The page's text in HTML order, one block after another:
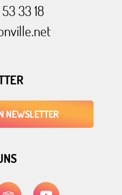
33 18
NEWSLETTER